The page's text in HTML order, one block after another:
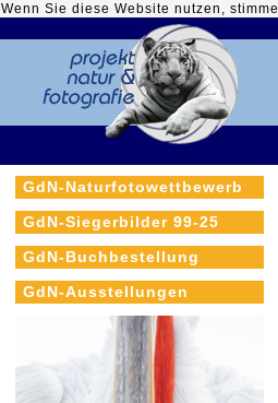
Wenn Sie diese Website nutzen,
GdN-Naturfotowettbewerb
GdN-Siegerbilder 99-25
GdN-Buchbestellung
GdN-Ausstellungen